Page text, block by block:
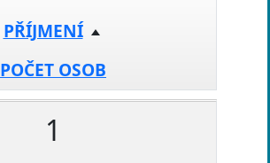
PŘÍJMENÍ
POČET OSOB
1